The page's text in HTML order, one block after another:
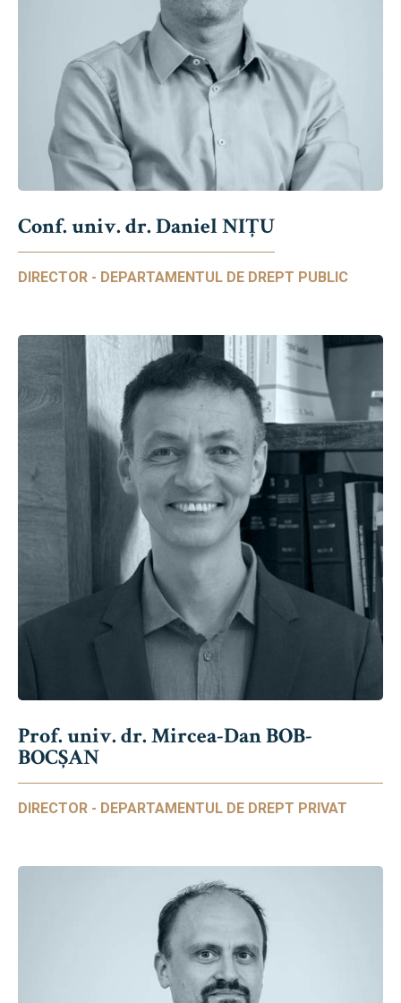
Conf. univ. dr. Daniel NIŢU
DIRECTOR - DEPARTAMENTUL DE DREPT PUBLIC
Prof. univ. dr. Mircea-Dan BOB-
BOCȘAN
DIRECTOR - DEPARTAMENTUL DE DREPT PRIVAT